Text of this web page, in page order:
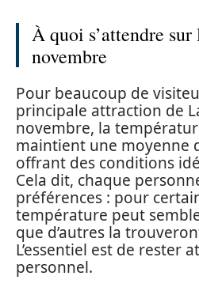
À quoi s’attendre sur
novembre
Pour beaucoup de
principale attraction de
novembre, la
maintient une moyenne
offrant des conditions
Cela dit, chaque
préférences : pour
température peut
que d’autres la
L’essentiel est de rester
personnel.